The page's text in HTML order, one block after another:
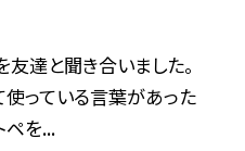
友達と聞き合いました。
使っている言葉があった
ペを...